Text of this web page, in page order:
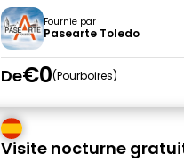
Fournie par
Pasearte Toledo
De€0 Pourboires
Visite nocturne